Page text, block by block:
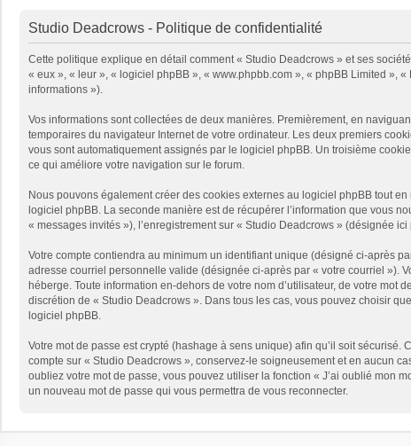
Studio Deadcrows - Politique de confidentialité
Cette politique explique en détail comment « Studio Deadcrows » et ses
« eux », « leur », « logiciel phpBB », « www.phpbb.com », « phpBB Limited »,
informations »).
Vos informations sont collectées de deux manières. Premièrement, en
temporaires du navigateur Internet de votre ordinateur. Les deux premiers
vous sont automatiquement assignés par le logiciel phpBB. Un troisième
ce qui améliore votre navigation sur le forum.
Nous pouvons également créer des cookies externes au logiciel phpBB tout
logiciel phpBB. La seconde manière est de récupérer l’information que vous
« messages invités »), l’enregistrement sur « Studio Deadcrows » (désignée
Votre compte contiendra au minimum un identifiant unique (désigné ci-après
adresse courriel personnelle valide (désignée ci-après par « votre courriel »).
héberge. Toute information en-dehors de votre nom d’utilisateur, de votre mot
discrétion de « Studio Deadcrows ». Dans tous les cas, vous pouvez choisir
logiciel phpBB.
Votre mot de passe est crypté (hashage à sens unique) afin qu’il soit
compte sur « Studio Deadcrows », conservez-le soigneusement et en aucun
oubliez votre mot de passe, vous pouvez utiliser la fonction « J’ai oublié mon
un nouveau mot de passe qui vous permettra de vous reconnecter.